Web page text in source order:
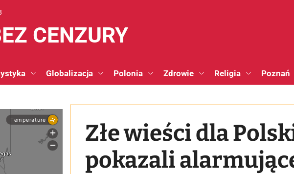
CENZURY
Globalizacja Polonia Zdrowie Religia Poznań
Złe wieści dla
pokazali